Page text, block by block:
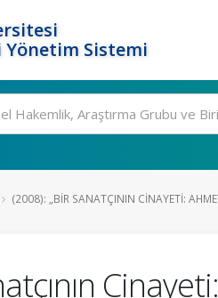
Sistemi
(2008): „BIR SANATÇININ CINAYETI: